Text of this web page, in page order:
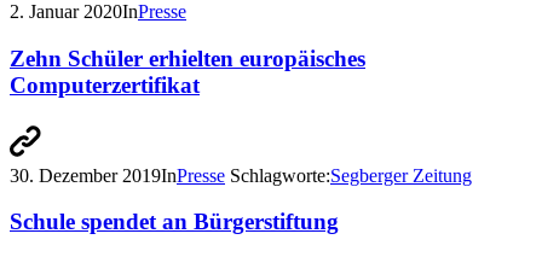
2. Januar 2020InPresse
Zehn Schüler erhielten europäisches
Computerzertifikat
30. Dezember 2019InPresse Schlagworte:Segberger Zeitung
Schule spendet an Bürgerstiftung